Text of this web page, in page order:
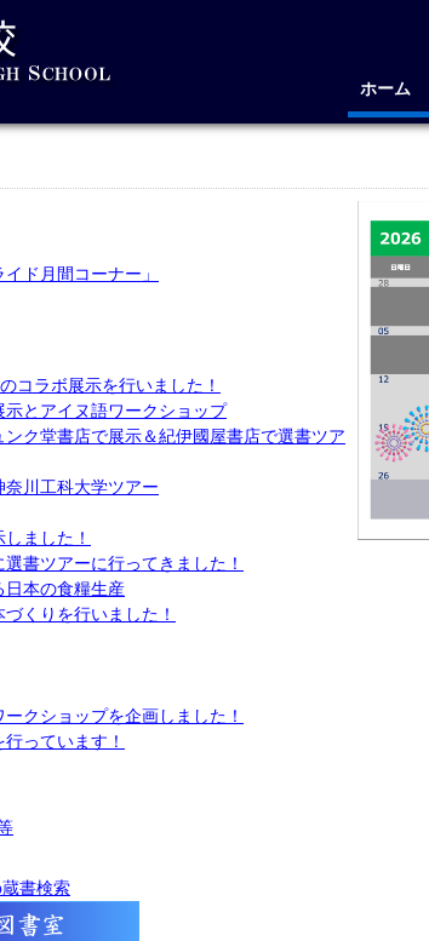
ホーム
ド月間コーナー」
コラボ展示を行いました！
示とアイヌ語ワークショップ
ク堂書店で展示＆紀伊國屋書店で選書ツア
川工科大学ツアー
ました！
書ツアーに行ってきました！
日本の食糧生産
くりを行いました！
クショップを企画しました！
っています！
書検索